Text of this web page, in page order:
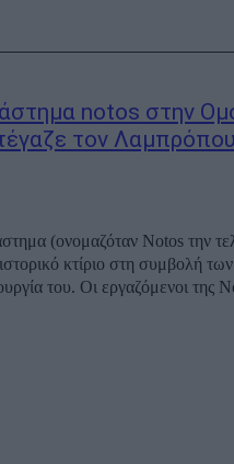
notos στην
τον
(ονομαζόταν Notos την
κτίριο στη συμβολή
του. Οι εργαζόμενοι της